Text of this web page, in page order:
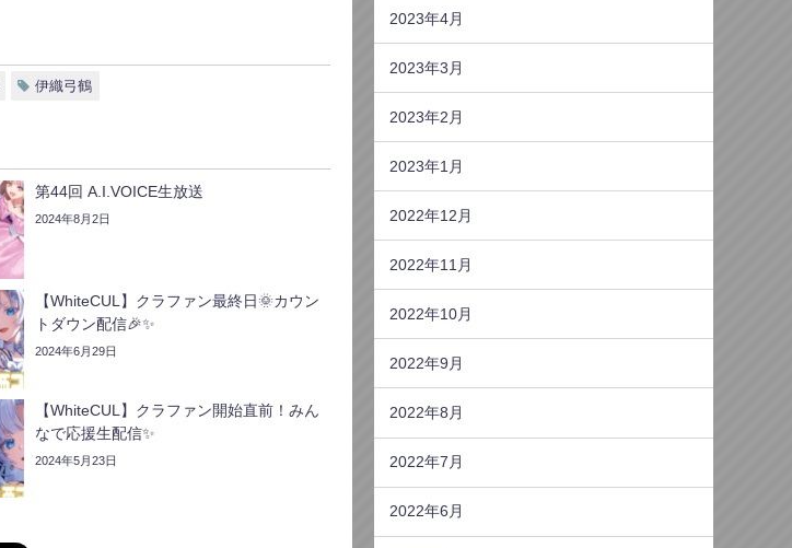
伊織弓鶴
第44回 A.I.VOICE生放送
2024年8月2日
【WhiteCUL】クラファン最終日🌞カウン
トダウン配信🎉✨
2024年6月29日
【WhiteCUL】クラファン開始直前！みん
なで応援生配信✨
2024年5月23日
2023年4月
2023年3月
2023年2月
2023年1月
2022年12月
2022年11月
2022年10月
2022年9月
2022年8月
2022年7月
2022年6月